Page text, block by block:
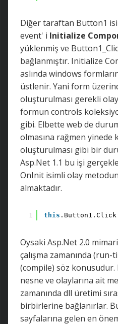
Diğer taraftan Button1
event' i Initialize
yüklenmiş ve
bağlanmıştır. Initialize
aslında windows
üstlenir. Yani form
oluşturulması gerekli
formun controls
gibi. Elbette web de
olmasına rağmen
oluşturulması gibi bir
Asp.Net 1.1 bu işi
OnInit isimli olay
almaktadır.
1 this .Button1.Click
Oysaki Asp.Net 2.0
çalışma zamanında
(compile) söz
nesne ve olaylarına ait
zamanında dll üretimi
birbirlerine bağlanırlar.
sayfalarına gelen en